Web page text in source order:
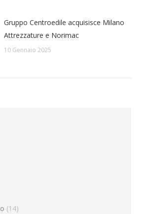
Gruppo Centroedile acquisisce Milano
Attrezzature e Norimac
10 Gennaio 2025
(14)